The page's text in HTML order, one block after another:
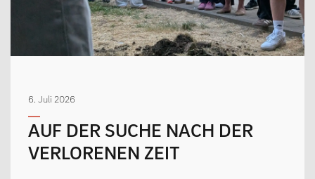
MENSCHEN
Kollegium
Vertretung der Schülerschaft
Praktikum
6. Juli 2026
AUF DER SUCHE NACH DER
VERLORENEN ZEIT